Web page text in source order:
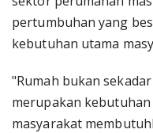
pertumbuhan yang
kebutuhan utama
"Rumah bukan
merupakan kebutuhan
masyarakat